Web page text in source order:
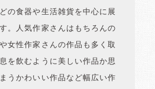
の食器や生活雑貨を中心に展
。人気作家さんはもちろんの
女性作家さんの作品も多く取
を飲むように美しい作品か思
うかわいい作品など幅広い作